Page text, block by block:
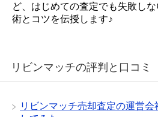
ど、はじめての査定でも失敗し
術とコツを伝授します♪
リビンマッチの評判と口コミ
リビンマッチ売却査定の運営